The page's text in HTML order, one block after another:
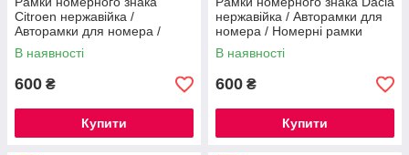
Citroen нержавійка /
Авторамки для номера /
Номерні рамки нержавійка
В наявності
600 ₴
Купити
нержавійка / Авторамки для
номера / Номерні рамки
нержавійка
В наявності
600 ₴
Купити